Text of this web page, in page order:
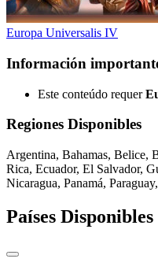
Europa Universalis IV
Información
Este conteúdo requer
Regiones Disponibles
Argentina, Bahamas, Belice,
Rica, Ecuador, El Salvador,
Nicaragua, Panamá,
Países Disponibles